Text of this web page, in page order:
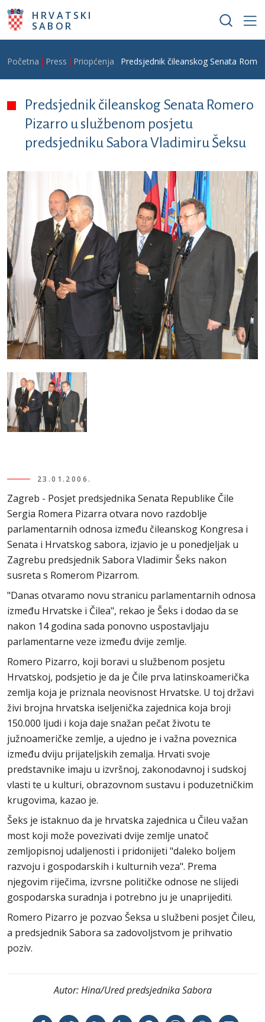
Skoči na glavni sadržaj
HRVATSKI
SABOR
Breadcrumb
Početna Press Priopćenja Predsjednik čileanskog Senata
Predsjednik čileanskog Senata Romero
Pizarro u službenom posjetu
predsjedniku Sabora Vladimiru Šeksu
23.01.2006.
Zagreb - Posjet predsjednika Senata Republike Čile
Sergia Romera Pizarra otvara novo razdoblje
parlamentarnih odnosa između čileanskog Kongresa i
Senata i Hrvatskog sabora, izjavio je u ponedjeljak u
Zagrebu predsjednik Sabora Vladimir Šeks nakon
susreta s Romerom Pizarrom.
"Danas otvaramo novu stranicu parlamentarnih odnosa
između Hrvatske i Čilea", rekao je Šeks i dodao da se
nakon 14 godina sada ponovno uspostavljaju
parlamentarne veze između dvije zemlje.
Romero Pizarro, koji boravi u službenom posjetu
Hrvatskoj, podsjetio je da je Čile prva latinskoamerička
zemlja koja je priznala neovisnost Hrvatske. U toj državi
živi brojna hrvatska iseljenička zajednica koja broji
150.000 ljudi i koja daje snažan pečat životu te
južnoameričke zemlje, a ujedno je i važna poveznica
između dviju prijateljskih zemalja. Hrvati svoje
predstavnike imaju u izvršnoj, zakonodavnoj i sudskoj
vlasti te u kulturi, obrazovnom sustavu i poduzetničkim
krugovima, kazao je.
Šeks je istaknuo da je hrvatska zajednica u Čileu važan
most koji može povezivati dvije zemlje unatoč
zemljopisnoj udaljenosti i pridonijeti "daleko boljem
razvoju i gospodarskih i kulturnih veza". Prema
njegovim riječima, izvrsne političke odnose ne slijedi
gospodarska suradnja i potrebno ju je unaprijediti.
Romero Pizarro je pozvao Šeksa u službeni posjet Čileu,
a predsjednik Sabora sa zadovoljstvom je prihvatio
poziv.
Autor: Hina/Ured predsjednika Sabora